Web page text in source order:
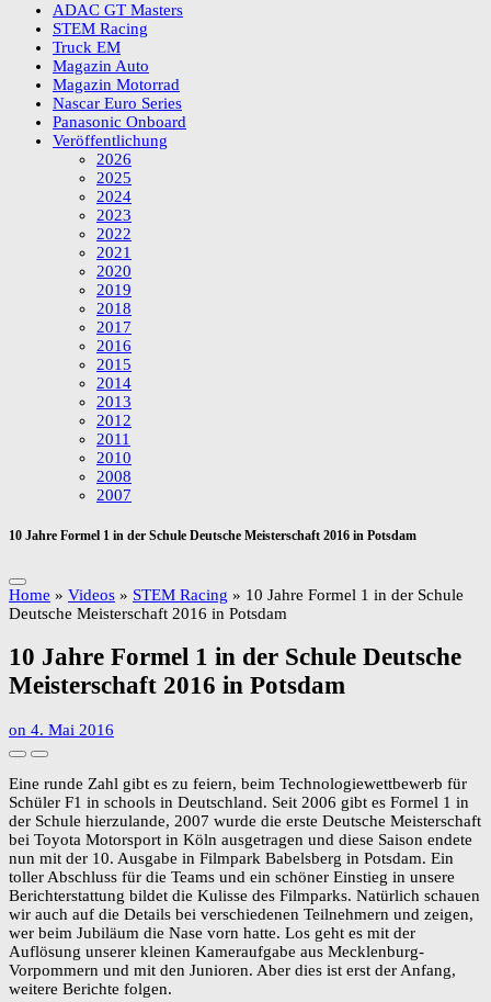
ADAC GT Masters
STEM Racing
Truck EM
Magazin Auto
Magazin Motorrad
Nascar Euro Series
Panasonic Onboard
Veröffentlichung
2026
2025
2024
2023
2022
2021
2020
2019
2018
2017
2016
2015
2014
2013
2012
2011
2010
2008
2007
10 Jahre Formel 1 in der Schule Deutsche Meisterschaft 2016 in Potsdam
Home » Videos » STEM Racing » 10 Jahre Formel 1 in der Schule
Deutsche Meisterschaft 2016 in Potsdam
10 Jahre Formel 1 in der Schule Deutsche
Meisterschaft 2016 in Potsdam
on 4. Mai 2016
Eine runde Zahl gibt es zu feiern, beim Technologiewettbewerb für
Schüler F1 in schools in Deutschland. Seit 2006 gibt es Formel 1 in
der Schule hierzulande, 2007 wurde die erste Deutsche Meisterschaft
bei Toyota Motorsport in Köln ausgetragen und diese Saison endete
nun mit der 10. Ausgabe in Filmpark Babelsberg in Potsdam. Ein
toller Abschluss für die Teams und ein schöner Einstieg in unsere
Berichterstattung bildet die Kulisse des Filmparks. Natürlich schauen
wir auch auf die Details bei verschiedenen Teilnehmern und zeigen,
wer beim Jubiläum die Nase vorn hatte. Los geht es mit der
Auflösung unserer kleinen Kameraufgabe aus Mecklenburg-
Vorpommern und mit den Junioren. Aber dies ist erst der Anfang,
weitere Berichte folgen.